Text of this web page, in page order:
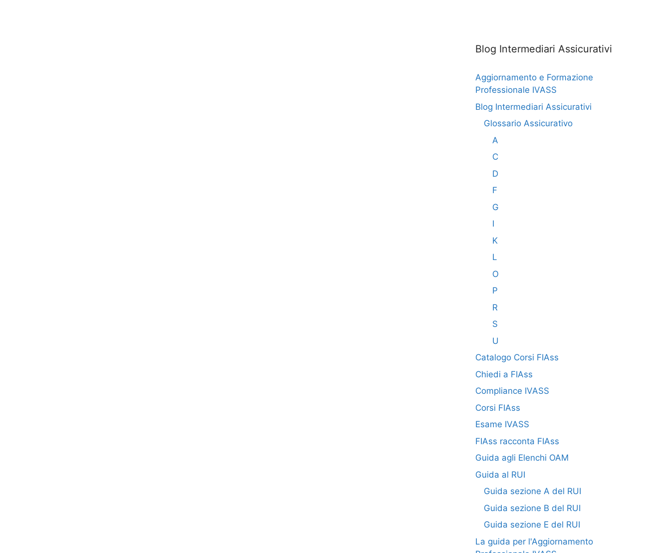
Blog Intermediari Assicurativi
Aggiornamento e Formazione
Professionale IVASS
Blog Intermediari Assicurativi
Glossario Assicurativo
A
C
D
F
G
I
K
L
O
P
R
S
U
Catalogo Corsi FIAss
Chiedi a FIAss
Compliance IVASS
Corsi FIAss
Esame IVASS
FIAss racconta FIAss
Guida agli Elenchi OAM
Guida al RUI
Guida sezione A del RUI
Guida sezione B del RUI
Guida sezione E del RUI
La guida per l'Aggiornamento